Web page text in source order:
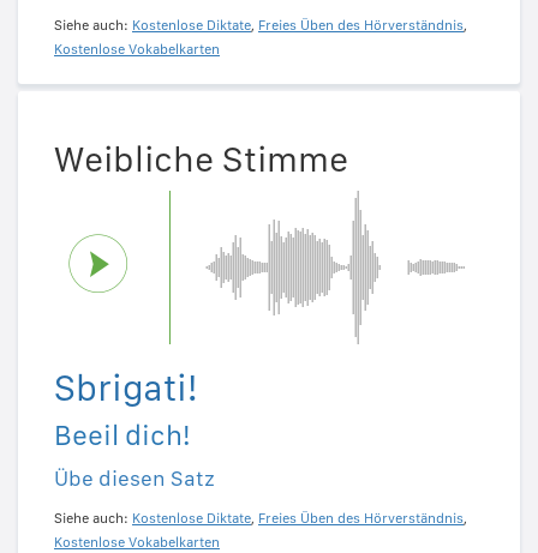
Siehe auch: Kostenlose Diktate, Freies Üben des Hörverständnis,
Kostenlose Vokabelkarten
Weibliche Stimme
Sbrigati!
Beeil dich!
Übe diesen Satz
Siehe auch: Kostenlose Diktate, Freies Üben des Hörverständnis,
Kostenlose Vokabelkarten